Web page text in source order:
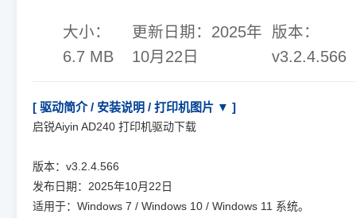
大小：
6.7 MB
更新日期： 2025年
10月22日
版本：
v3.2.4.566
[ 驱动简介 / 安装说明 / 打印机图片 ▼ ]
启锐Aiyin AD240 打印机驱动下载
版本：v3.2.4.566
发布日期：2025年10月22日
适用于：Windows 7 / Windows 10 / Windows 11 系统。